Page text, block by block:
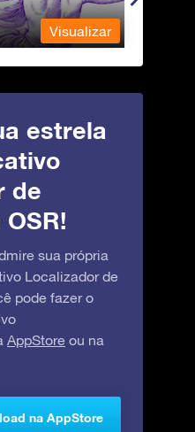
Visualizar
estrela
de
sua própria
Localizador de
pode fazer o
AppStore ou na
na AppStore